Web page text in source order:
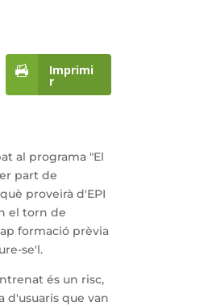
Imprimi
r
al programa "El
part de
proveirà d'EPI
el torn de
formació prèvia
se'l.
és un risc,
d'usuaris que van